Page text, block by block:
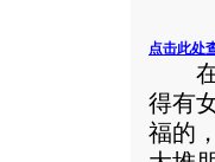
点击此处
在
得有
福的